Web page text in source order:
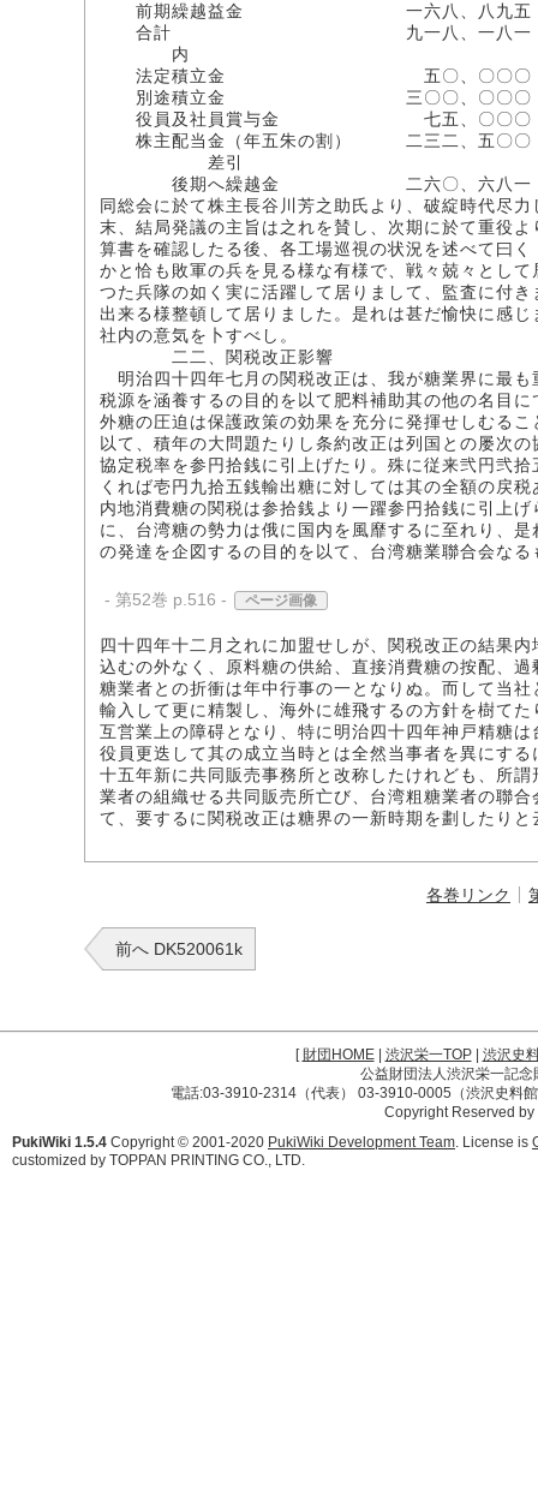
前期繰越益金 一六八、八九五・
合計 九一八、一八一・
内
法定積立金 五〇、〇〇〇・
別途積立金 三〇〇、〇〇〇・
役員及社員賞与金 七五、〇〇〇・
株主配当金（年五朱の割） 二三二、五〇〇
差引
後期へ繰越金 二六〇、六八一・
同総会に於て株主長谷川芳之助氏より、破綻時代尽
末、結局発議の主旨は之れを賛し、次期に於て重役
算書を確認したる後、各工場巡視の状況を述べて曰
かと恰も敗軍の兵を見る様な有様で、戦々兢々とし
つた兵隊の如く実に活躍して居りまして、監査に付
出来る様整頓して居りました。是れは甚だ愉快に感
社内の意気を卜すべし。
二二、関税改正影響
明治四十四年七月の関税改正は、我が糖業界に最
税源を涵養するの目的を以て肥料補助其の他の名目
外糖の圧迫は保護政策の効果を充分に発揮せしむる
以て、積年の大問題たりし条約改正は列国との屡次
協定税率を参円拾銭に引上げたり。殊に従来弐円弐
くれば壱円九拾五銭輸出糖に対しては其の全額の戻
内地消費糖の関税は参拾銭より一躍参円拾銭に引上
に、台湾糖の勢力は俄に国内を風靡するに至れり、
の発達を企図するの目的を以て、台湾糖業聯合会な
- 第52巻 p.516 - ページ画像
四十四年十二月之れに加盟せしが、関税改正の結果
込むの外なく、原料糖の供給、直接消費糖の按配、
糖業者との折衝は年中行事の一となりぬ。而して当
輸入して更に精製し、海外に雄飛するの方針を樹て
互営業上の障碍となり、特に明治四十四年神戸精糖
役員更迭して其の成立当時とは全然当事者を異にす
十五年新に共同販売事務所と改称したけれども、所
業者の組織せる共同販売所亡び、台湾粗糖業者の聯
て、要するに関税改正は糖界の一新時期を劃したりと
各巻リンク
前へ DK520061k
[財団HOME| 渋沢栄一TOP| 渋沢史
公益財団法人渋沢栄一記
電話:03-3910-2314（代表） 03-3910-0005（渋沢史料
Copyright Reserved
PukiWiki 1.5.4 Copyright © 2001-2020 PukiWiki Development Team. License is
customized by TOPPAN PRINTING CO., LTD.